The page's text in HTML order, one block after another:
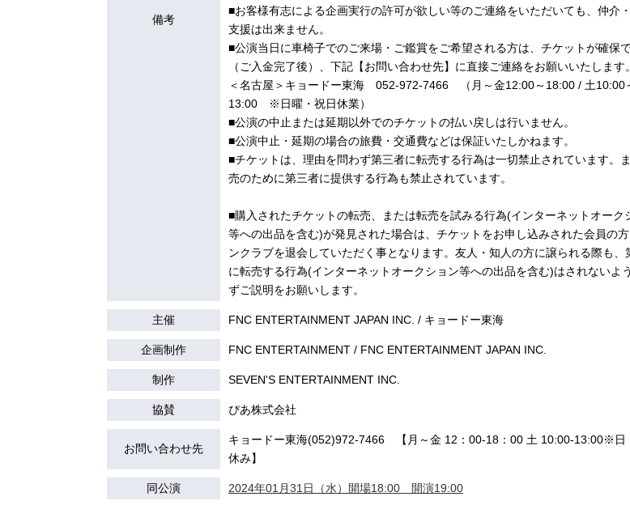
備考
■お客様有志による企画実行の許可が欲しい等のご連絡をいただいても、仲介
支援は出来ません。
■公演当日に車椅子でのご来場・ご鑑賞をご希望される方は、チケットが確保
（ご入金完了後）、下記【お問い合わせ先】に直接ご連絡をお願いいたします。
＜名古屋＞キョードー東海 052-972-7466 （月～金12:00～18:00 / 土10:00
13:00 ※日曜・祝日休業）
■公演の中止または延期以外でのチケットの払い戻しは行いません。
■公演中止・延期の場合の旅費・交通費などは保証いたしかねます。
■チケットは、理由を問わず第三者に転売する行為は一切禁止されています。
売のために第三者に提供する行為も禁止されています。
■購入されたチケットの転売、または転売を試みる行為(インターネットオーク
等への出品を含む)が発見された場合は、チケットをお申し込みされた会員の
ンクラブを退会していただく事となります。友人・知人の方に譲られる際も、
に転売する行為(インターネットオークション等への出品を含む)はされないよ
ずご説明をお願いします。
主催 FNC ENTERTAINMENT JAPAN INC. / キョードー東海
企画制作 FNC ENTERTAINMENT / FNC ENTERTAINMENT JAPAN INC.
制作 SEVEN'S ENTERTAINMENT INC.
協賛 ぴあ株式会社
お問い合わせ先
キョードー東海(052)972-7466 【月～金 12：00-18：00 土 10:00-13:00※日
休み】
同公演 2024年01月31日（水）開場18:00 開演19:00